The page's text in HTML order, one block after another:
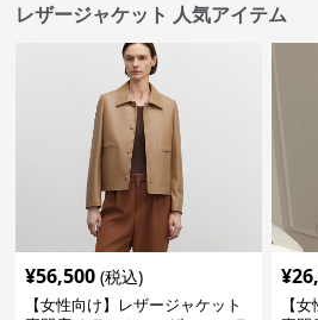
レザージャケット 人気アイテム
¥56,500 (税込)
【女性向け】レザージャケット
¥
【